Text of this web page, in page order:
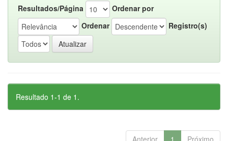
Resultados/Página
Ordenar por
Ordenar
Registro(s)
Resultado 1-1 de 1.
Anterior 1 Próximo